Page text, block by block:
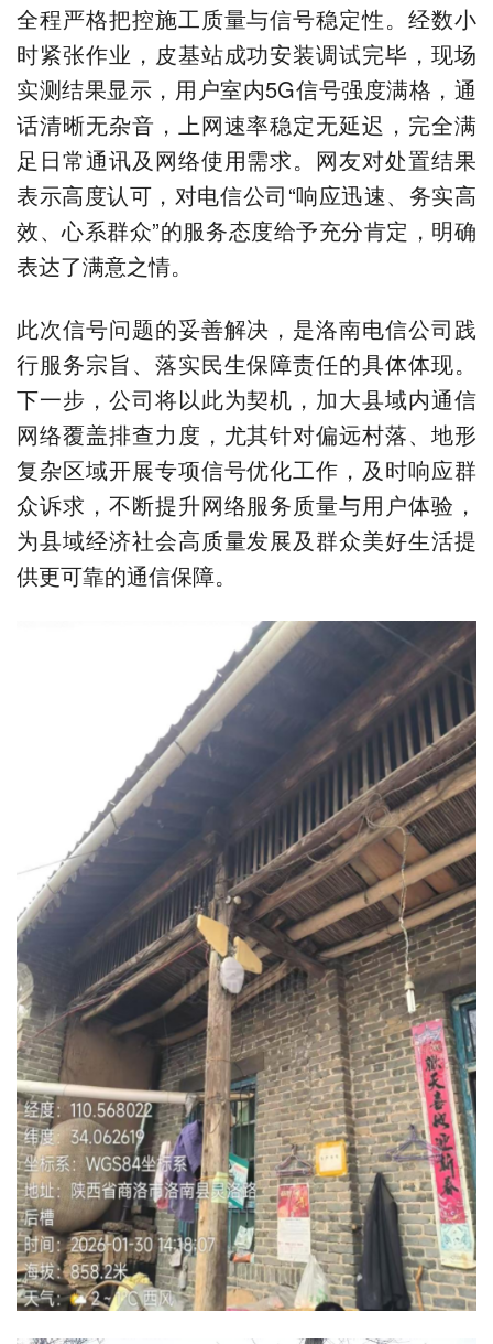
全程严格把控施工质量与信号稳定性。经数小
时紧张作业，皮基站成功安装调试完毕，现场
实测结果显示，用户室内5G信号强度满格，通
话清晰无杂音，上网速率稳定无延迟，完全满
足日常通讯及网络使用需求。网友对处置结果
表示高度认可，对电信公司“响应迅速、务实高
效、心系群众”的服务态度给予充分肯定，明确
表达了满意之情。
此次信号问题的妥善解决，是洛南电信公司践
行服务宗旨、落实民生保障责任的具体体现。
下一步，公司将以此为契机，加大县域内通信
网络覆盖排查力度，尤其针对偏远村落、地形
复杂区域开展专项信号优化工作，及时响应群
众诉求，不断提升网络服务质量与用户体验，
为县域经济社会高质量发展及群众美好生活提
供更可靠的通信保障。